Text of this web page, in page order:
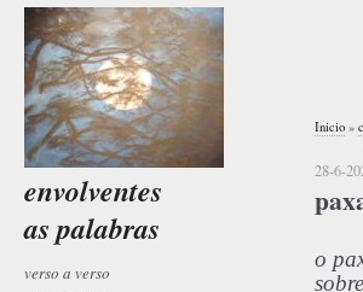
envolventes
as palabras
verso a verso
Inicio »
28-6-
o